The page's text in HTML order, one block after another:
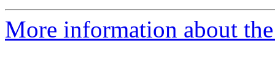
More information about